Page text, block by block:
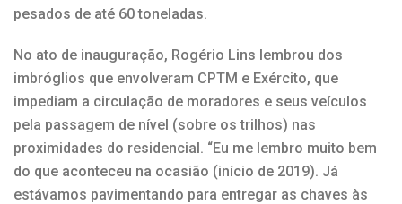
pesados de até 60 toneladas.
No ato de inauguração, Rogério Lins lembrou dos
imbróglios que envolveram CPTM e Exército, que
impediam a circulação de moradores e seus veículos
pela passagem de nível (sobre os trilhos) nas
proximidades do residencial. “Eu me lembro muito bem
do que aconteceu na ocasião (início de 2019). Já
estávamos pavimentando para entregar as chaves às